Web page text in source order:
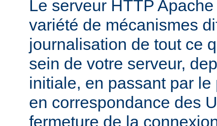
Le serveur HTTP
variété de mécanismes
journalisation de tout ce
sein de votre serveur,
initiale, en passant par
en correspondance des
fermeture de la